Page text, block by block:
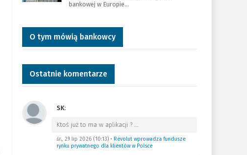
bankowej w Europie…
O tym mówią bankowcy
Ostatnie komentarze
SK:
Ktoś już to ma w aplikacji ? …
śr., 29 lip 2026 (10:13)• Revolut wprowadza fundusze
rynku prywatnego dla klientów w Polsce